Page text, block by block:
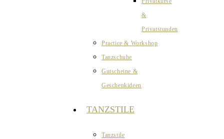
&
Privatstunden
Practice & Workshop
Tanzschuhe
Gutscheine &
Geschenkideen
TANZSTILE
Tanzstile